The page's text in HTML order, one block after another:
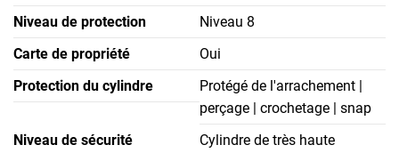
Niveau de protection
Niveau 8
Carte de propriété
Oui
Protection du cylindre
Protégé de l'arrachement |
perçage | crochetage | snap
Niveau de sécurité
Cylindre de très haute